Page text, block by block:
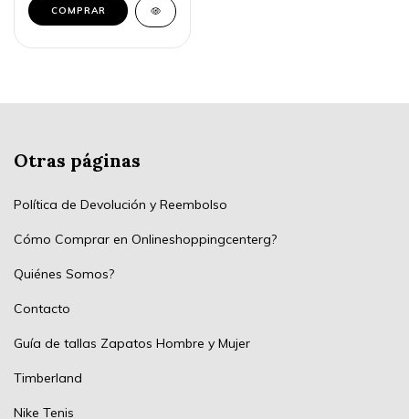
COMPRAR
Otras páginas
Política de Devolución y Reembolso
Cómo Comprar en Onlineshoppingcenterg?
Quiénes Somos?
Contacto
Guía de tallas Zapatos Hombre y Mujer
Timberland
Nike Tenis